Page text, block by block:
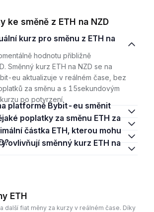
ke směně z ETH na NZD
hodnotu přibližně
Směnný kurz ETH na NZD se na
eu aktualizuje v reálném čase, bez
za směnu a s 15sekundovým
po potvrzení.
ETH
další fiat měny za kurzy v reálném čase. Díky